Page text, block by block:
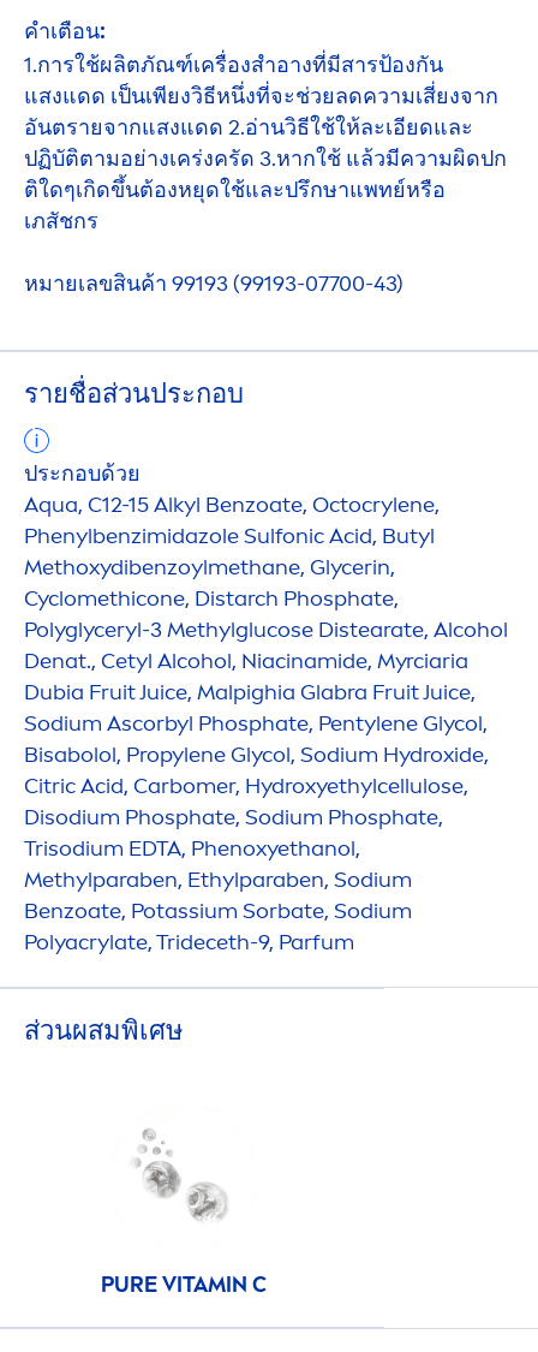
คำเตือน:
1.การใช้ผลิตภัณฑ์เครื่องสำอางที่มีสารป้องกัน
แสงแดด เป็นเพียงวิธีหนึ่งที่จะช่วยลดความเสี่ยงจาก
อันตรายจากแสงแดด 2.อ่านวิธีใช้ให้ละเอียดและ
ปฏิบัติตามอย่างเคร่งครัด 3.หากใช้ แล้วมีความผิดปก
ติใดๆเกิดขึ้นต้องหยุดใช้และปรึกษาแพทย์หรือ
เภสัชกร
หมายเลขสินค้า 99193 (99193-07700-43)
รายชื่อส่วนประกอบ
ประกอบด้วย
Aqua, C12-15 Alkyl Benzoate, Octocrylene,
Phenylbenzimidazole Sulfonic Acid, Butyl
Methoxydibenzoylmethane, Glycerin,
Cyclomethicone, Distarch Phosphate,
Polyglyceryl-3 Methylglucose Distearate, Alcohol
Denat., Cetyl Alcohol, Niacinamide, Myrciaria
Dubia Fruit Juice, Malpighia Glabra Fruit Juice,
Sodium Ascorbyl Phosphate, Pentylene Glycol,
Bisabolol, Propylene Glycol, Sodium Hydroxide,
Citric Acid, Carbomer, Hydroxyethylcellulose,
Disodium Phosphate, Sodium Phosphate,
Trisodium EDTA, Phenoxyethanol,
Methylparaben, Ethylparaben, Sodium
Benzoate, Potassium Sorbate, Sodium
Polyacrylate, Trideceth-9, Parfum
ส่วนผสมพิเศษ
PUREVITAMIN C